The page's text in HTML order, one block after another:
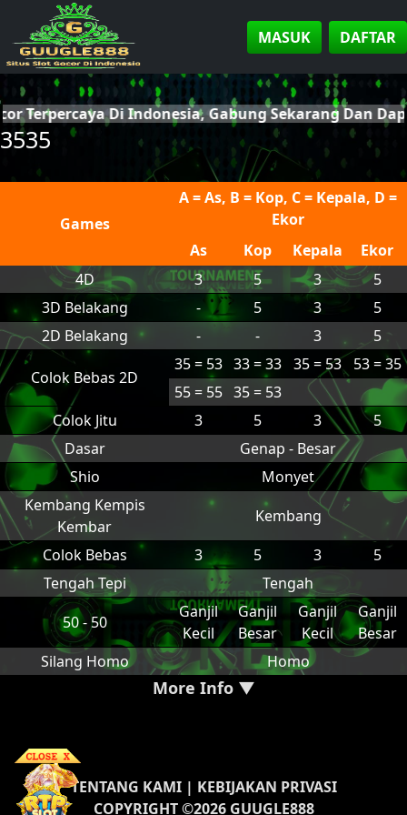
MASUK DAFTAR
Terpercaya Di Indonesia, Gabung Sekarang Dan
3535
Games
A = As, B = Kop, C = Kepala, D =
Ekor
As
Kop Kepala
Ekor
4D
3 5 3
5
3D Belakang
- 5 3
5
2D Belakang
- - 3 5
Colok Bebas 2D
35 = 53 33 = 33 35 = 53
53 = 35
55 = 55 35 = 53
Colok Jitu
3 5 3
5
Dasar
Genap - Besar
Shio
Monyet
Kembang Kempis
Kembar
Kembang
Colok Bebas
3 5 3
5
Tengah Tepi
Tengah
50 - 50
Ganjil
Kecil
Ganjil
Besar
Ganjil
Kecil
Ganjil
Besar
Silang Homo
Homo
More Info ▼
TENTANG KAMI| KEBIJAKAN PRIVASI
COPYRIGHT ©2026 GUUGLE888